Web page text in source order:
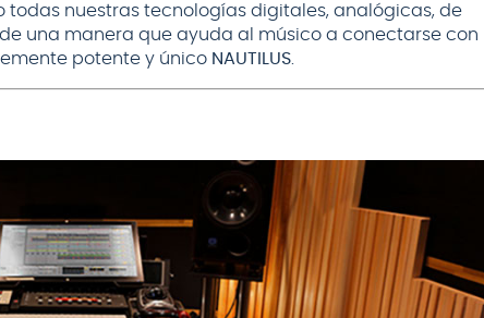
todas nuestras tecnologías digitales, analógicas, de
una manera que ayuda al músico a conectarse con
potente y único NAUTILUS